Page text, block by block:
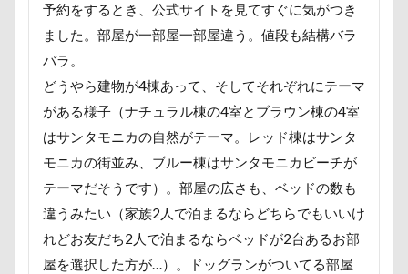
予約をするとき、公式サイトを見てすぐに気がつき
ました。部屋が一部屋一部屋違う。値段も結構バラ
バラ。
どうやら建物が4棟あって、そしてそれぞれにテーマ
がある様子（ナチュラル棟の4室とブラウン棟の4室
はサンタモニカの自然がテーマ。レッド棟はサンタ
モニカの街並み、ブルー棟はサンタモニカビーチが
テーマだそうです）。部屋の広さも、ベッドの数も
違うみたい（家族2人で泊まるならどちらでもいいけ
れどお友だち2人で泊まるならベッドが2台あるお部
屋を選択した方が…）。ドッグランがついてる部屋
小太郎くん
射水市 寝顔
寝起き
寝相
寝床 寝坊助 富津市
富山県
富山湾
小布施町 富山市
富士見高原
富士見町
富士見公園
富士河口湖町
富士急ハイランド
富士吉田市
小春ちゃん
室内遊びレッスン